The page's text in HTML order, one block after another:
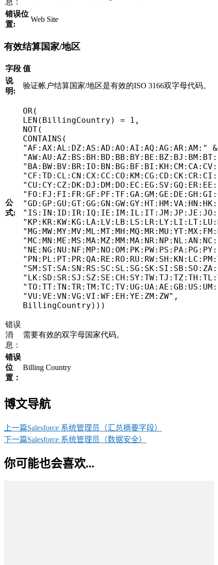
息：
错误位
置:
Web Site
有效结算国家/地区
字段 值
说
明:
验证帐户结算国家/地区是有效的ISO 3166双字母代码。
公
式:
OR (
LEN ( BillingCountry ) = 1 ,
NOT(
CONTAINS (
"AF:AX:AL:DZ:AS:AD:AO:AI:AQ:AG:AR:AM:"
&
"VU:VE:VN:VG:VI:WF:EH:YE:ZM:ZW" ,
BillingCountry ) ) )
错误
消
息：
需要有效的双字母国家代码。
错误
位
置：
Billing Country
博文导航
上一篇Salesforce 系统管理员（汇总摘要字段）
下一篇Salesforce 系统管理员（数据安全）
你可能也会喜欢...